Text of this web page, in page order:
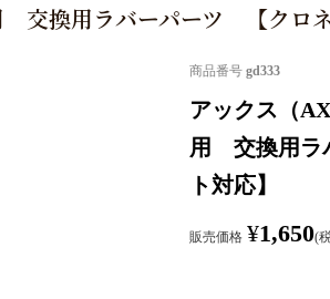
換用ラバーパーツ 【クロネ
商品番号 gd333
アックス（
用 交換用ラ
ト対応】
販売価格 ¥1,650